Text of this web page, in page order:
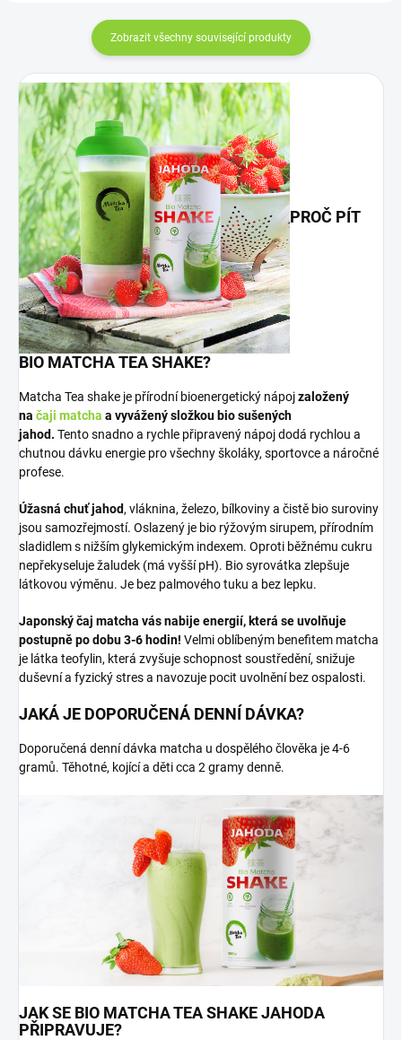
Zobrazit všechny související produkty
PROČ PÍT
BIO MATCHA TEA SHAKE?
Matcha Tea shake je přírodní bioenergetický nápojzaložený
na čaji matcha a vyvážený složkou bio sušených
jahod. Tento snadno a rychle připravený nápoj dodá rychlou a
chutnou dávku energie pro všechny školáky, sportovce a náročné
profese.
Úžasná chuť jahod, vláknina, železo, bílkoviny a čistě bio suroviny
jsou samozřejmostí. Oslazený je bio rýžovým sirupem, přírodním
sladidlem s nižším glykemickým indexem. Oproti běžnému cukru
nepřekyseluje žaludek (má vyšší pH). Bio syrovátka zlepšuje
látkovou výměnu. Je bez palmového tuku a bez lepku.
Japonský čaj matcha vás nabije energií, která se uvolňuje
postupně po dobu 3-6 hodin! Velmi oblíbeným benefitem matcha
je látka teofylin, která zvyšuje schopnost soustředění, snižuje
duševní a fyzický stres a navozuje pocit uvolnění bez ospalosti.
JAKÁ JE DOPORUČENÁ DENNÍ DÁVKA?
Doporučená denní dávka matcha u dospělého člověka je 4-6
gramů. Těhotné, kojící a děti cca 2 gramy denně.
JAK SE BIO MATCHA TEA SHAKE JAHODA
PŘIPRAVUJE?